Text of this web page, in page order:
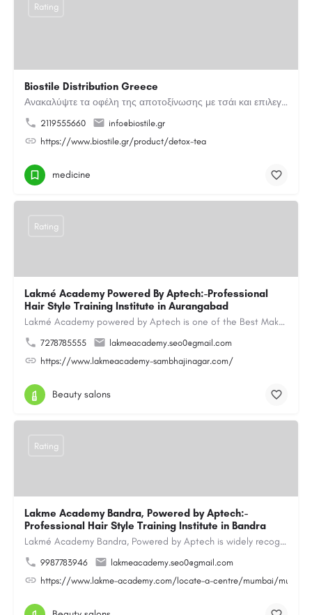
Biostile Distribution Greece
Ανακαλύψτε τα οφέλη της αποτοξίνωσης με τσάι και επιλεγμένα βότανα. Μια φυσική καθημερινή επιλογή για…
2119555660
info@biostile.gr
https://www.biostile.gr/product/detox-tea
Rating
medicine
Lakmé Academy Powered By Aptech:-Professional
Hair Style Training Institute in Aurangabad
Lakmé Academy powered by Aptech is one of the Best Makeup Academy in Aurangabad, offering the Best Makeup…
7278785555
lakmeacademy.seo0@gmail.com
https://www.lakmeacademy-sambhajinagar.com/
Rating
Beauty salons
Lakme Academy Bandra, Powered by Aptech:-
Professional Hair Style Training Institute in Bandra
Lakmé Academy Bandra, Powered by Aptech is widely recognized as the Professional Hair Style Training…
9987783946
lakmeacademy.seo0@gmail.com
https://www.lakme-academy.com/locate-a-centre/mumbai/
Rating